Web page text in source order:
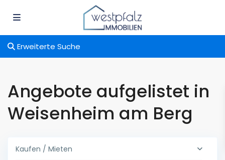
Erweiterte Suche
Angebote aufgelistet in
Weisenheim am Berg
Kaufen / Mieten